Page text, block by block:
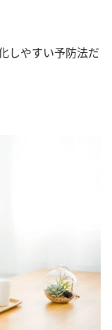
しやすい予防法だ